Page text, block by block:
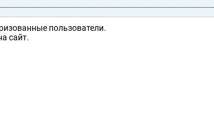
пользователи.
сайт.